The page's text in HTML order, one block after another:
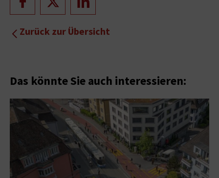
Zurück zur Übersicht
Das könnte Sie auch interessieren: